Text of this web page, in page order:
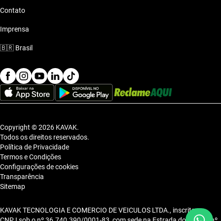
Contato
Imprensa
🇧🇷 Brasil
Copyright © 2026 KAVAK.
Todos os direitos reservados.
Política de Privacidade
Termos e Condições
Configurações de cookies
Transparência
Sitemap
KAVAK TECNOLOGIA E COMERCIO DE VEICULOS LTDA., inscrita no